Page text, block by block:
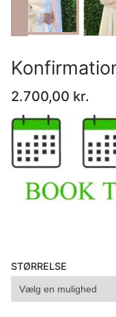
2.700,00 kr.
STØRRELSE